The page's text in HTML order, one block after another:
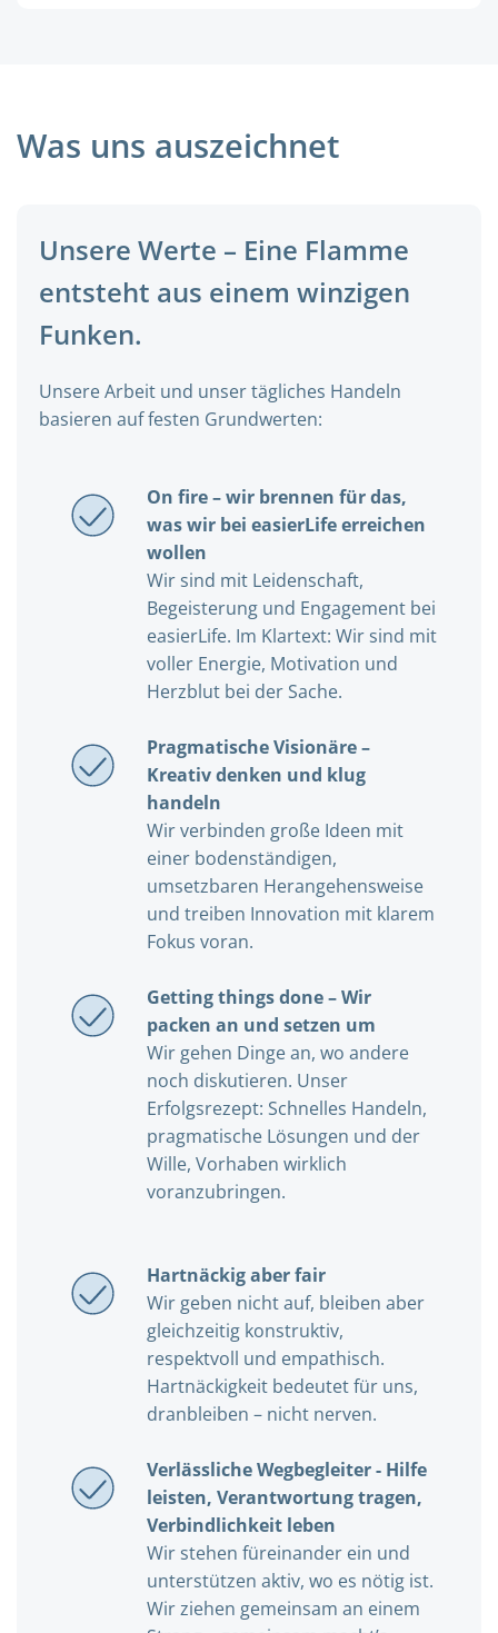
Was uns auszeichnet
Unsere Werte – Eine Flamme
entsteht aus einem winzigen
Funken.
Unsere Arbeit und unser tägliches Handeln
basieren auf festen Grundwerten:
On fire – wir brennen für das,
was wir bei easierLife erreichen
wollen
Wir sind mit Leidenschaft,
Begeisterung und Engagement bei
easierLife. Im Klartext: Wir sind mit
voller Energie, Motivation und
Herzblut bei der Sache.
Pragmatische Visionäre –
Kreativ denken und klug
handeln
Wir verbinden große Ideen mit
einer bodenständigen,
umsetzbaren Herangehensweise
und treiben Innovation mit klarem
Fokus voran.
Getting things done – Wir
packen an und setzen um
Wir gehen Dinge an, wo andere
noch diskutieren. Unser
Erfolgsrezept: Schnelles Handeln,
pragmatische Lösungen und der
Wille, Vorhaben wirklich
voranzubringen.
Hartnäckig aber fair
Wir geben nicht auf, bleiben aber
gleichzeitig konstruktiv,
respektvoll und empathisch.
Hartnäckigkeit bedeutet für uns,
dranbleiben – nicht nerven.
Verlässliche Wegbegleiter - Hilfe
leisten, Verantwortung tragen,
Verbindlichkeit leben
Wir stehen füreinander ein und
unterstützen aktiv, wo es nötig ist.
Wir ziehen gemeinsam an einem